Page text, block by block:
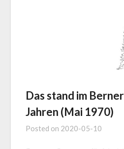
Das stand im
Jahren (Mai 1970)
Posted on 2020-05-10